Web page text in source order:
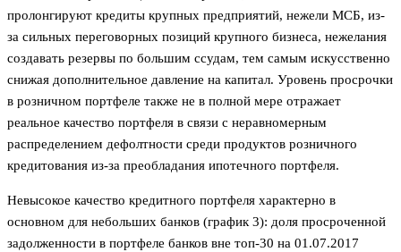
пролонгируют кредиты крупных предприятий, нежели МСБ, из-
за сильных переговорных позиций крупного бизнеса, нежелания
создавать резервы по большим ссудам, тем самым искусственно
снижая дополнительное давление на капитал. Уровень просрочки
в розничном портфеле также не в полной мере отражает
реальное качество портфеля в связи с неравномерным
распределением дефолтности среди продуктов розничного
кредитования из-за преобладания ипотечного портфеля.
Невысокое качество кредитного портфеля характерно в
основном для небольших банков (график 3): доля просроченной
задолженности в портфеле банков вне топ-30 на 01.07.2017